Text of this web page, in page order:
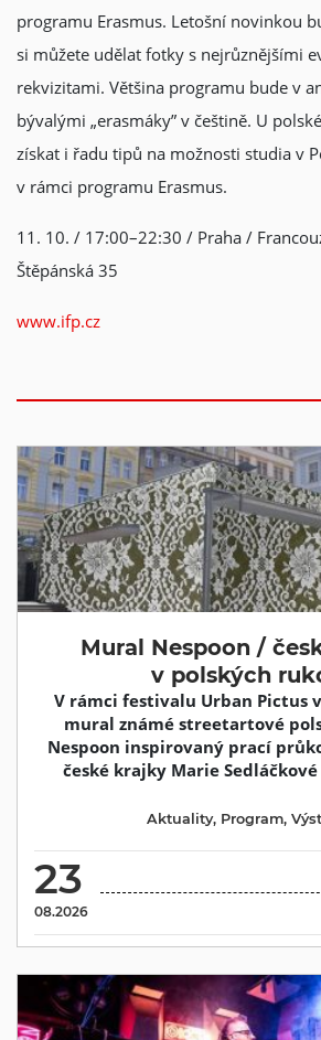
programu Erasmus. Letošní novinkou
si můžete udělat fotky s nejrůznějšími
rekvizitami. Většina programu bude v
bývalými „erasmáky” v češtině. U
získat i řadu tipů na možnosti studia v
v rámci programu Erasmus.
11. 10. / 17:00–22:30 / Praha /
Štěpánská 35
www.ifp.cz
Mural Nespoon /
v polských
V rámci festivalu Urban Pictus
mural známé streetartové
Nespoon inspirovaný prací
české krajky Marie Sedláčkové
23
08.2026
Aktuality, Program,